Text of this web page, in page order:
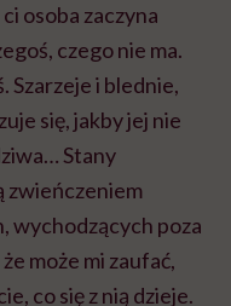
osoba zaczyna
czego nie ma.
Szarzeje i blednie,
się, jakby jej nie
Stany
zwieńczeniem
wychodzących poza
może mi zaufać,
co się z nią dzieje.